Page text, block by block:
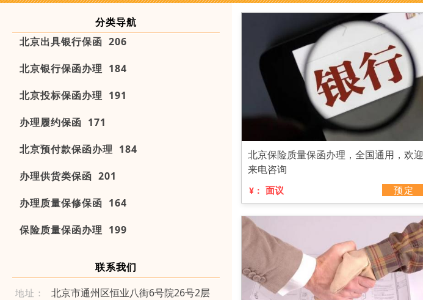
分类导航
北京出具银行保函 206
北京银行保函办理 184
北京投标保函办理 191
办理履约保函 171
北京预付款保函办理 184
办理供货类保函 201
办理质量保修保函 164
保险质量保函办理 199
联系我们
地址：
北京市通州区恒业八街6号院26号2层
北京保险质量保函办理，全国通用，欢迎
来电咨询
¥： 面议 预定